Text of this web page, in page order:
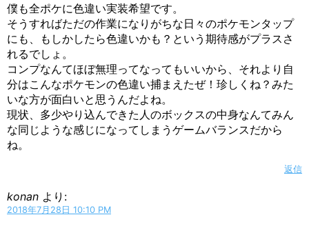
僕も全ポケに色違い実装希望です。
そうすればただの作業になりがちな日々のポケモンタップ
にも、もしかしたら色違いかも？という期待感がプラスさ
れるでしょ。
コンプなんてほぼ無理ってなってもいいから、それより自
分はこんなポケモンの色違い捕まえたぜ！珍しくね？みた
いな方が面白いと思うんだよね。
現状、多少やり込んできた人のボックスの中身なんてみん
な同じような感じになってしまうゲームバランスだから
ね。
返信
konan より:
2018年7月28日 10:10 PM